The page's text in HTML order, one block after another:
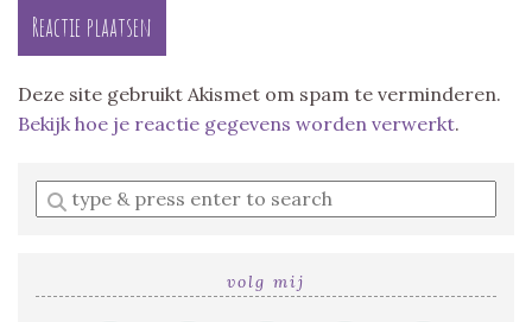
Deze site gebruikt Akismet om spam te verminderen.
Bekijk hoe je reactie gegevens worden verwerkt.
Enter
a
volg mij